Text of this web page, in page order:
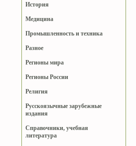
История
Медицина
Промышленность и техника
Разное
Регионы мира
Регионы России
Религия
Русскоязычные зарубежные
издания
Справочники, учебная
литература